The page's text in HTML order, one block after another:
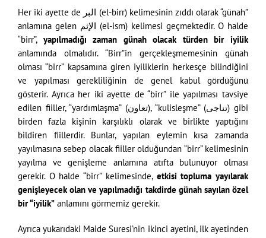
Her iki ayette de البر (el-birr) kelimesinin zıddı olarak “günah”
anlamına gelen الإثم (el-ism) kelimesi geçmektedir. O halde
“birr”, yapılmadığı zaman günah olacak türden bir iyilik
anlamında olmalıdır. “Birr”in gerçekleşmemesinin günah
olması “birr” kapsamına giren iyiliklerin herkesçe bilindiğini
ve yapılması gerekliliğinin de genel kabul gördüğünü
gösterir. Ayrıca her iki ayette de “birr” ile yapılması tavsiye
edilen fiiller, “yardımlaşma” (تعاون), “kulisleşme” (تناجى) gibi
birden fazla kişinin karşılıklı olarak ve birlikte yaptığını
bildiren fiillerdir. Bunlar, yapılan eylemin kısa zamanda
yayılmasına sebep olacak fiiller olduğundan “birr” kelimesinin
yayılma ve genişleme anlamına atıfta bulunuyor olması
gerekir. O halde “birr” kelimesinde, etkisi topluma yayılarak
genişleyecek olan ve yapılmadığı takdirde günah sayılan özel
bir “iyilik” anlamını görmemiz gerekir.
Ayrıca yukarıdaki Maide Suresi’nin ikinci ayetini, ilk ayetinden